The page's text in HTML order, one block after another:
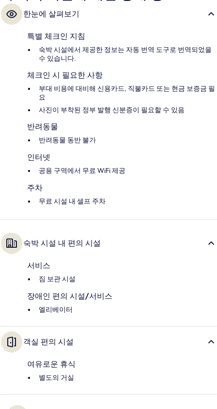
한눈에 살펴보기
특별 체크인 지침
숙박 시설에서 제공한 정보는 자동 번역 도구로 번역되었을
수 있습니다.
체크인 시 필요한 사항
부대 비용에 대비해 신용카드, 직불카드 또는 현금 보증금 필
요
사진이 부착된 정부 발행 신분증이 필요할 수 있음
반려동물
반려동물 동반 불가
인터넷
공용 구역에서 무료 WiFi 제공
주차
무료 시설 내 셀프 주차
숙박 시설 내 편의 시설
서비스
짐 보관 시설
장애인 편의 시설/서비스
엘리베이터
객실 편의 시설
여유로운 휴식
별도의 거실